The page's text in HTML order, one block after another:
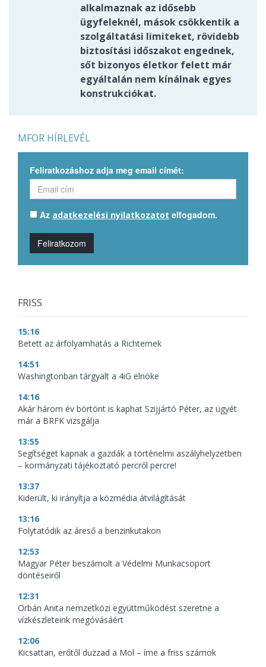
alkalmaznak az idősebb
ügyfeleknél, mások csökkentik a
szolgáltatási limiteket, rövidebb
biztosítási időszakot engednek,
sőt bizonyos életkor felett már
egyáltalán nem kínálnak egyes
konstrukciókat.
MFOR HÍRLEVÉL
Feliratkozáshoz adja meg email címét:
Az adatkezelési nyilatkozatot elfogadom.
Feliratkozom
FRISS
15:16
Betett az árfolyamhatás a Richternek
14:51
Washingtonban tárgyalt a 4iG elnöke
14:16
Akár három év börtönt is kaphat Szijjártó Péter, az ügyét
már a BRFK vizsgálja
13:55
Segítséget kapnak a gazdák a történelmi aszályhelyzetben
– kormányzati tájékoztató percről percre!
13:37
Kiderült, ki irányítja a közmédia átvilágítását
13:16
Folytatódik az áreső a benzinkutakon
12:53
Magyar Péter beszámolt a Védelmi Munkacsoport
döntéseiről
12:31
Orbán Anita nemzetközi együttműködést szeretne a
vízkészleteink megóvásáért
12:06
Kicsattan, erőtől duzzad a Mol – íme a friss számok